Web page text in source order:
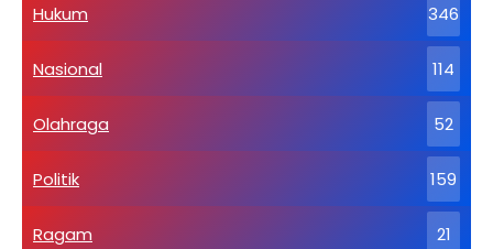
Hukum 346
Nasional 114
Olahraga 52
Politik 159
Ragam 21